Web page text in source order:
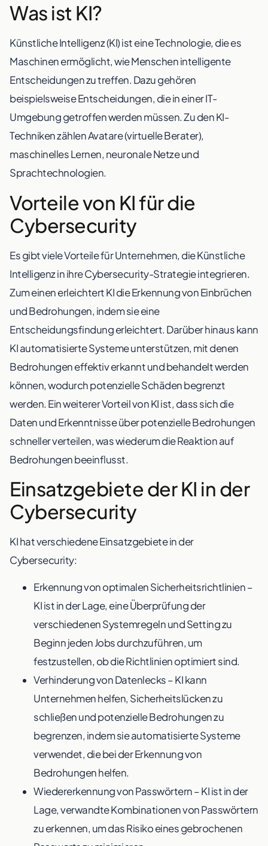
Was ist KI?
Künstliche Intelligenz (KI) ist eine Technologie, die es
Maschinen ermöglicht, wie Menschen intelligente
Entscheidungen zu treffen. Dazu gehören
beispielsweise Entscheidungen, die in einer IT-
Umgebung getroffen werden müssen. Zu den KI-
Techniken zählen Avatare (virtuelle Berater),
maschinelles Lernen, neuronale Netze und
Sprachtechnologien.
Vorteile von KI für die
Cybersecurity
Es gibt viele Vorteile für Unternehmen, die Künstliche
Intelligenz in ihre Cybersecurity-Strategie integrieren.
Zum einen erleichtert KI die Erkennung von Einbrüchen
und Bedrohungen, indem sie eine
Entscheidungsfindung erleichtert. Darüber hinaus kann
KI automatisierte Systeme unterstützen, mit denen
Bedrohungen effektiv erkannt und behandelt werden
können, wodurch potenzielle Schäden begrenzt
werden. Ein weiterer Vorteil von KI ist, dass sich die
Daten und Erkenntnisse über potenzielle Bedrohungen
schneller verteilen, was wiederum die Reaktion auf
Bedrohungen beeinflusst.
Einsatzgebiete der KI in der
Cybersecurity
KI hat verschiedene Einsatzgebiete in der
Cybersecurity:
Erkennung von optimalen Sicherheitsrichtlinien –
KI ist in der Lage, eine Überprüfung der
verschiedenen Systemregeln und Setting zu
Beginn jeden Jobs durchzuführen, um
festzustellen, ob die Richtlinien optimiert sind.
Verhinderung von Datenlecks – KI kann
Unternehmen helfen, Sicherheitslücken zu
schließen und potenzielle Bedrohungen zu
begrenzen, indem sie automatisierte Systeme
verwendet, die bei der Erkennung von
Bedrohungen helfen.
Wiedererkennung von Passwörtern – KI ist in der
Lage, verwandte Kombinationen von Passwörtern
zu erkennen, um das Risiko eines gebrochenen